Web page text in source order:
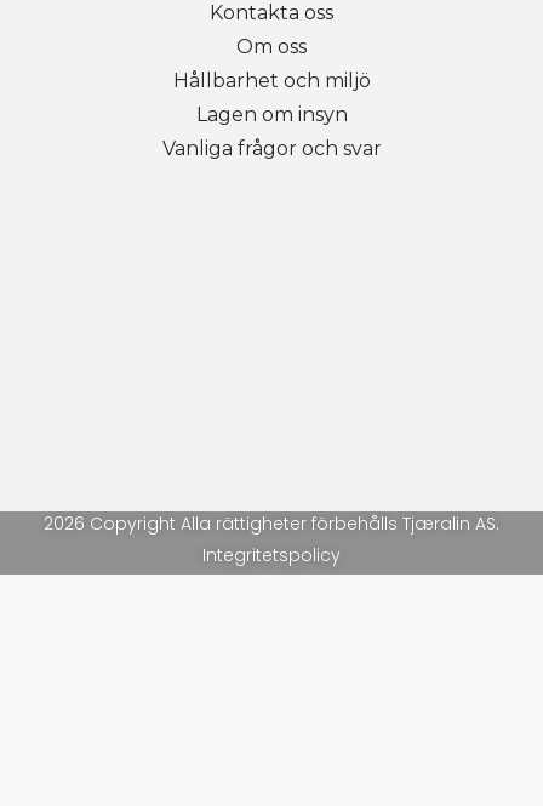
Kontakta oss
Om oss
Hållbarhet och miljö
Lagen om insyn
Vanliga frågor och svar
2026 Copyright Alla rättigheter förbehålls Tjæralin AS.
Integritetspolicy